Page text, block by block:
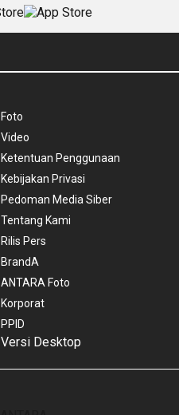
Foto
Video
Ketentuan Penggunaan
Kebijakan Privasi
Pedoman Media Siber
Tentang Kami
Rilis Pers
BrandA
ANTARA Foto
Korporat
PPID
Versi Desktop